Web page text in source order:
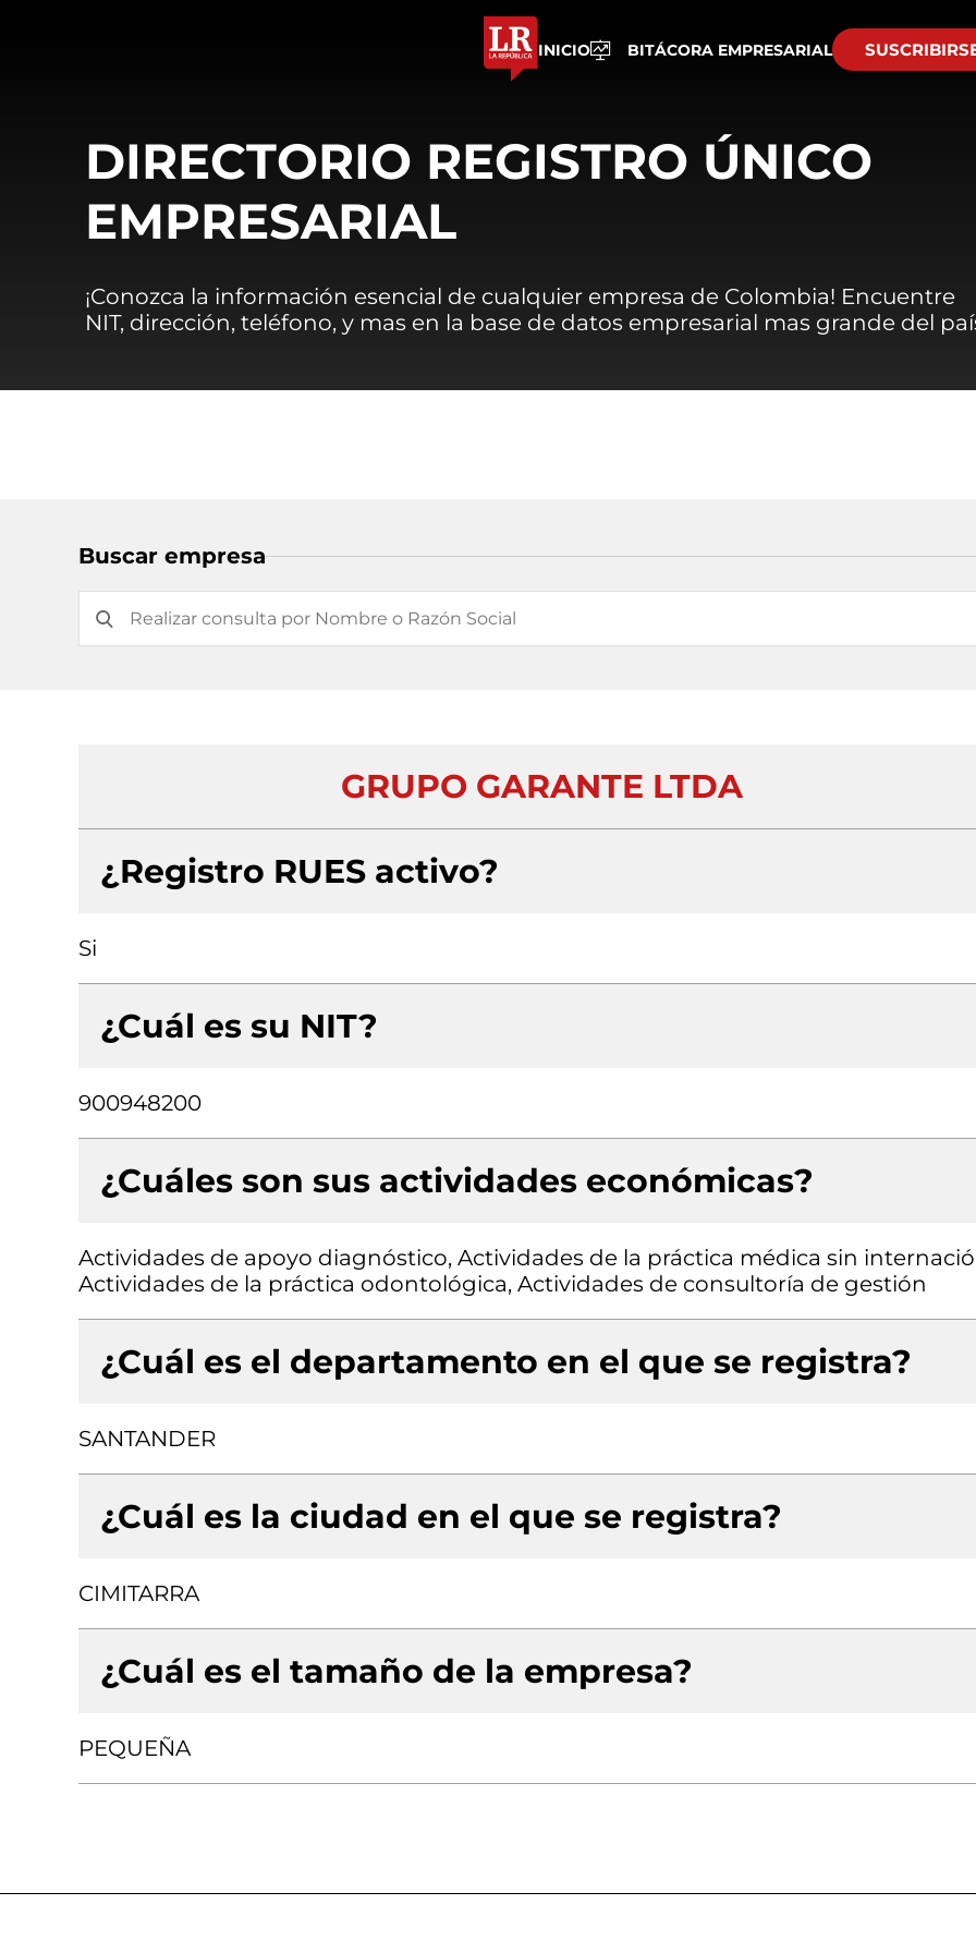
INICIO BITÁCORA EMPRESARIAL
DIRECTORIO REGISTRO ÚNICO
EMPRESARIAL
¡Conozca la información esencial de cualquier empresa de Colombia! Encuentre
NIT, dirección, teléfono, y mas en la base de datos empresarial mas grande del
Buscar empresa
GRUPO GARANTE LTDA
¿Registro RUES activo?
Si
¿Cuál es su NIT?
900948200
¿Cuáles son sus actividades económicas?
Actividades de apoyo diagnóstico, Actividades de la práctica médica sin
Actividades de la práctica odontológica, Actividades de consultoría de gestión
¿Cuál es el departamento en el que se registra?
SANTANDER
¿Cuál es la ciudad en el que se registra?
CIMITARRA
¿Cuál es el tamaño de la empresa?
PEQUEÑA